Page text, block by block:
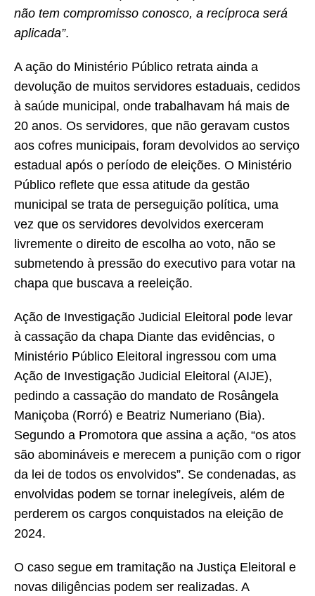
não tem compromisso conosco, a recíproca será
aplicada”.
A ação do Ministério Público retrata ainda a
devolução de muitos servidores estaduais, cedidos
à saúde municipal, onde trabalhavam há mais de
20 anos. Os servidores, que não geravam custos
aos cofres municipais, foram devolvidos ao serviço
estadual após o período de eleições. O Ministério
Público reflete que essa atitude da gestão
municipal se trata de perseguição política, uma
vez que os servidores devolvidos exerceram
livremente o direito de escolha ao voto, não se
submetendo à pressão do executivo para votar na
chapa que buscava a reeleição.
Ação de Investigação Judicial Eleitoral pode levar
à cassação da chapa Diante das evidências, o
Ministério Público Eleitoral ingressou com uma
Ação de Investigação Judicial Eleitoral (AIJE),
pedindo a cassação do mandato de Rosângela
Maniçoba (Rorró) e Beatriz Numeriano (Bia).
Segundo a Promotora que assina a ação, “os atos
são abomináveis e merecem a punição com o rigor
da lei de todos os envolvidos”. Se condenadas, as
envolvidas podem se tornar inelegíveis, além de
perderem os cargos conquistados na eleição de
2024.
O caso segue em tramitação na Justiça Eleitoral e
novas diligências podem ser realizadas. A